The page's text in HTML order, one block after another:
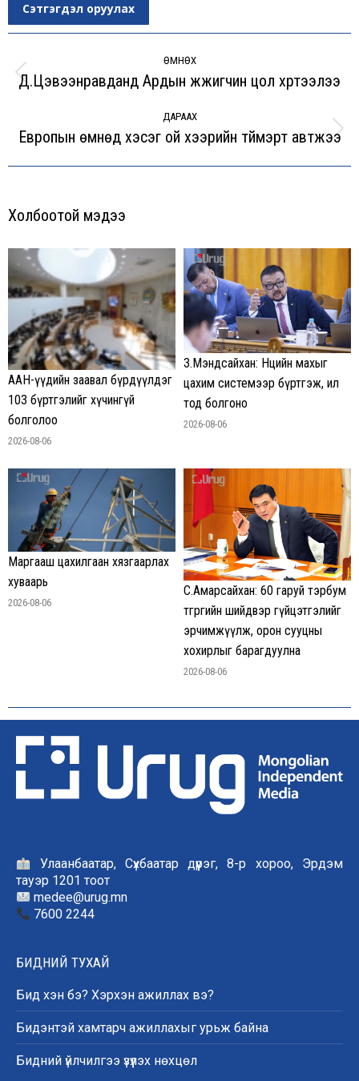
Сэтгэгдэл оруулах
navigation
ӨМНӨХ
Previous
Д.Цэвээнравданд Ардын жүжигчин цол хүртээлээ
ДАРААХ
Next
Европын өмнөд хэсэг ой хээрийн түймэрт автжээ
Холбоотой мэдээ
ААН-үүдийн заавал бүрдүүлдэг
103 бүртгэлийг хүчингүй
болголоо
2026-08-06
З.Мэндсайхан: Нөөцийн махыг
цахим системээр бүртгэж, ил
тод болгоно
2026-08-06
Маргааш цахилгаан хязгаарлах
хуваарь
2026-08-06
С.Амарсайхан: 60 гаруй тэрбум
төгрөгийн шийдвэр гүйцэтгэлийг
эрчимжүүлж, орон сууцны
хохирлыг барагдуулна
2026-08-06
Улаанбаатар, Сүхбаатар дүүрэг, 8-р хороо, Эрдэм
тауэр 1201 тоот
medee@urug.mn
7600 2244
БИДНИЙ ТУХАЙ
Бид хэн бэ? Хэрхэн ажиллах вэ?
Бидэнтэй хамтарч ажиллахыг урьж байна
Бидний үйлчилгээ үзүүлэх нөхцөл